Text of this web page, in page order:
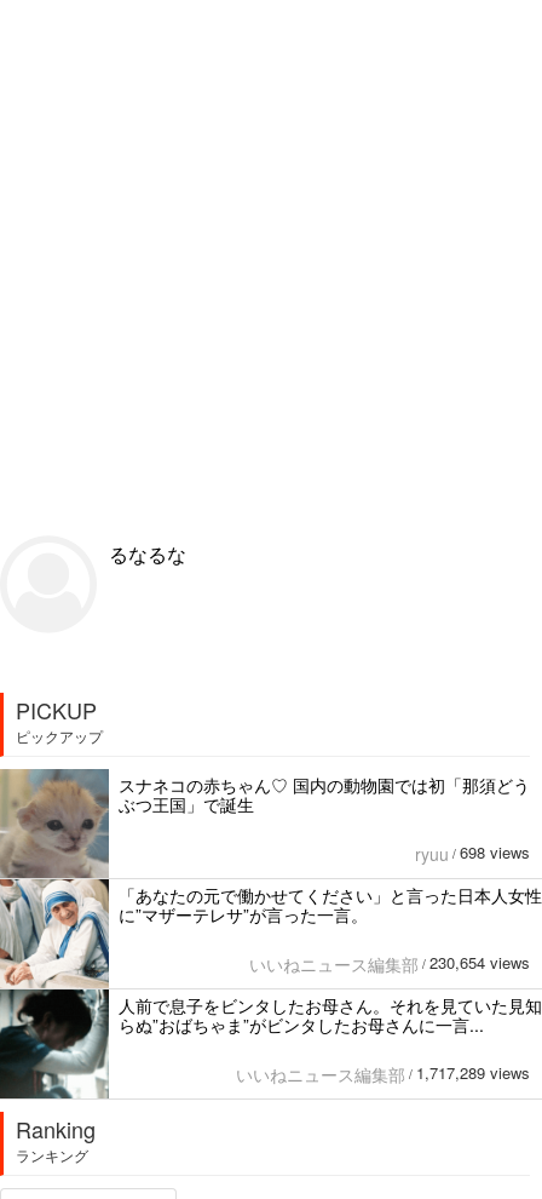
るなるな
PICKUP
ピックアップ
スナネコの赤ちゃん♡ 国内の動物園では初「那須どう
ぶつ王国」で誕生
ryuu / 698 views
「あなたの元で働かせてください」と言った日本人女性
に”マザーテレサ”が言った一言。
いいねニュース編集部 / 230,654 views
人前で息子をビンタしたお母さん。それを見ていた見知
らぬ”おばちゃま”がビンタしたお母さんに一言...
いいねニュース編集部 / 1,717,289 views
Ranking
ランキング